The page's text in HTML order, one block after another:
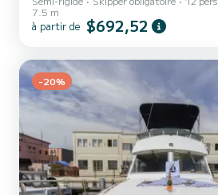
7.5 m
à partir de $692,52
-20%